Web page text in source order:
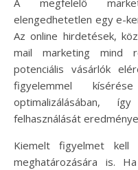
A megfelelő
elengedhetetlen egy e-
Az online hirdetések,
mail marketing mind
potenciális vásárlók
figyelemmel
optimalizálásában,
felhasználását
Kiemelt figyelmet kell
meghatározására is.